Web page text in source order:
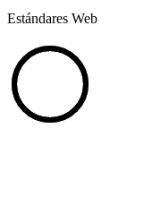
Estándares Web